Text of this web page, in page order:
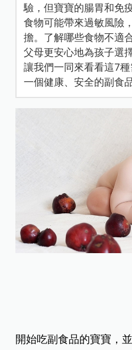
驗，但寶寶的腸胃和免
食物可能帶來過敏風險
擔。了解哪些食物不適
父母更安心地為孩子選
讓我們一同來看看這7
一個健康、安全的副食
開始吃副食品的寶寶，